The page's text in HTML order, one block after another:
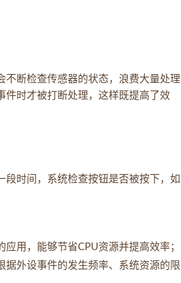
不断检查传感器的状态，浪费大量处理
件时才被打断处理，这样既提高了效
时间，系统检查按钮是否被按下，如
用，能够节省CPU资源并提高效率；
外设事件的发生频率、系统资源的限